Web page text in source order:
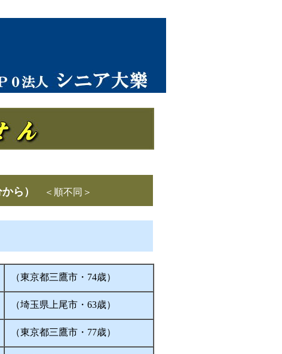
ら） ＜順不同＞
（東京都三鷹市・74歳）
（埼玉県上尾市・63歳）
（東京都三鷹市・77歳）